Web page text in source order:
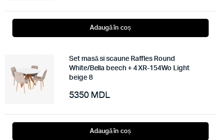
Adaugă în coș
Set masă si scaune Raffles Round
White/Bella beech + 4 XR-154Wo Light
beige 8
5350 MDL
Adaugă în coș